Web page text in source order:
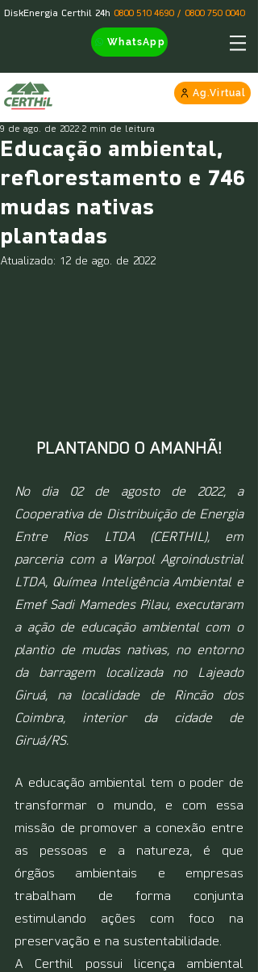
DiskEnergia Certhil 24h 0800 510 4690/ 0800 750 0040
WhatsApp
Ag.Virtual
Educação ambiental,
reflorestamento e 746
mudas nativas
plantadas
9 de ago. de 2022 2 min de leitura
Atualizado: 12 de ago. de 2022
PLANTANDO O AMANHÃ!
No dia 02 de agosto de 2022, a
Cooperativa de Distribuição de Energia
Entre Rios LTDA (CERTHIL), em
parceria com a Warpol Agroindustrial
LTDA, Químea Inteligência Ambiental e
Emef Sadi Mamedes Pilau, executaram
a ação de educação ambiental com o
plantio de mudas nativas, no entorno
da barragem localizada no Lajeado
Giruá, na localidade de Rincão dos
Coimbra, interior da cidade de
Giruá/RS.
A educação ambiental tem o poder de
transformar o mundo, e com essa
missão de promover a conexão entre
as pessoas e a natureza, é que
órgãos ambientais e empresas
trabalham de forma conjunta
estimulando ações com foco na
preservação e na sustentabilidade.
A Certhil possui licença ambiental